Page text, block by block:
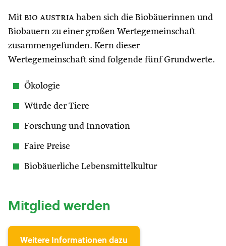
Mit bio austria haben sich die Biobäuerinnen und
Biobauern zu einer großen Wertegemeinschaft
zusammengefunden. Kern dieser
Wertegemeinschaft sind folgende fünf Grundwerte.
Ökologie
Würde der Tiere
Forschung und Innovation
Faire Preise
Biobäuerliche Lebensmittelkultur
Mitglied werden
Weitere Informationen dazu